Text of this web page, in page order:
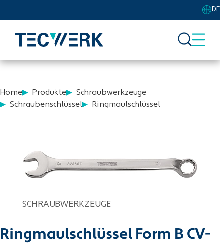
DE
Home Produkte
Schraubwerkzeuge
Schraubenschlüssel
Ringmaulschlüssel
SCHRAUBWERKZEUGE
Ringmaulschlüssel Form B CV-